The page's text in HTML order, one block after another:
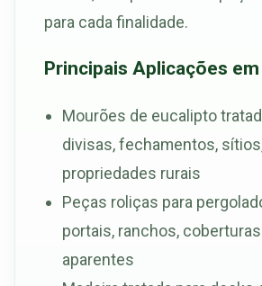
para cada finalidade.
Principais Aplicações
Mourões de eucalipto
divisas, fechamentos,
propriedades rurais
Peças roliças para
portais, ranchos,
aparentes